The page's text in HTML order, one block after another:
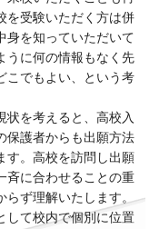
を受験いただく方は併
身を知っていただいて
うに何の情報もなく先
こでもよい、という考
状を考えると、高校入
保護者からも出願方法
す。高校を訪問し出願
斉に合わせることの重
ず理解いたします。
して校内で個別に位置